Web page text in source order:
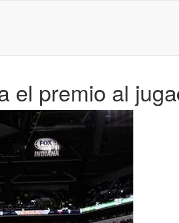
el premio al